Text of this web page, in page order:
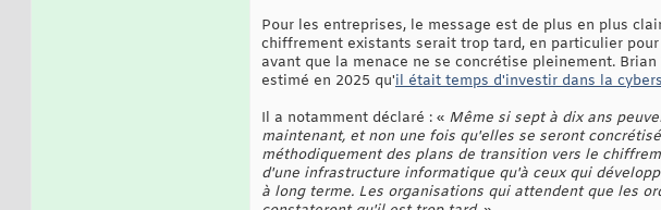
Pour les entreprises, le message est de plus en plus
chiffrement existants serait trop tard, en particulier
avant que la menace ne se concrétise pleinement.
estimé en 2025 qu'il était temps d'investir dans la
Il a notamment déclaré : « Même si sept à dix ans
maintenant, et non une fois qu'elles se seront
méthodiquement des plans de transition vers le
d'une infrastructure informatique qu'à ceux qui
à long terme. Les organisations qui attendent que les